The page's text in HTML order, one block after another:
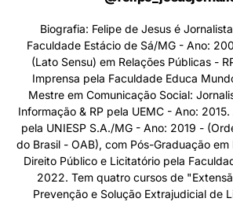
Biografia: Felipe de Jesus é
Faculdade Estácio de Sá/MG - Ano:
(Lato Sensu) em Relações Públicas -
Imprensa pela Faculdade Educa
Mestre em Comunicação Social:
Informação & RP pela UEMC - Ano:
pela UNIESP S.A./MG - Ano: 2019 -
do Brasil - OAB), com Pós-Graduação
Direito Público e Licitatório pela
2022. Tem quatro cursos de
Prevenção e Solução Extrajudicial de